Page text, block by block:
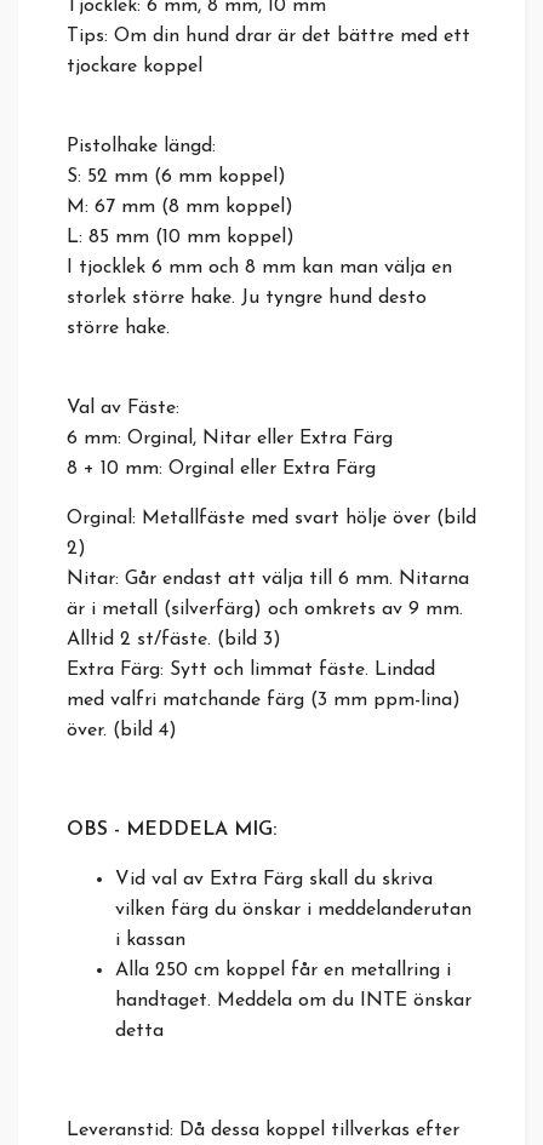
Tjocklek: 6 mm, 8 mm, 10 mm
Tips: Om din hund drar är det bättre med ett
tjockare koppel
Pistolhake längd:
S: 52 mm (6 mm koppel)
M: 67 mm (8 mm koppel)
L: 85 mm (10 mm koppel)
I tjocklek 6 mm och 8 mm kan man välja en
storlek större hake. Ju tyngre hund desto
större hake.
Val av Fäste:
6 mm: Orginal, Nitar eller Extra Färg
8 + 10 mm: Orginal eller Extra Färg
Orginal: Metallfäste med svart hölje över (bild
2)
Nitar: Går endast att välja till 6 mm. Nitarna
är i metall (silverfärg) och omkrets av 9 mm.
Alltid 2 st/fäste. (bild 3)
Extra Färg: Sytt och limmat fäste. Lindad
med valfri matchande färg (3 mm ppm-lina)
över. (bild 4)
OBS - MEDDELA MIG:
Vid val av Extra Färg skall du skriva
vilken färg du önskar i meddelanderutan
i kassan
Alla 250 cm koppel får en metallring i
handtaget. Meddela om du INTE önskar
detta
Leveranstid: Då dessa koppel tillverkas efter